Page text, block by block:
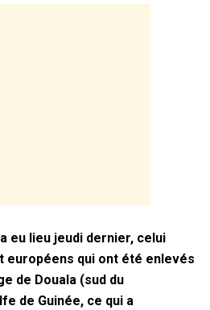
eu lieu jeudi dernier, celui
européens qui ont été enlevés
de Douala (sud du
de Guinée, ce qui a